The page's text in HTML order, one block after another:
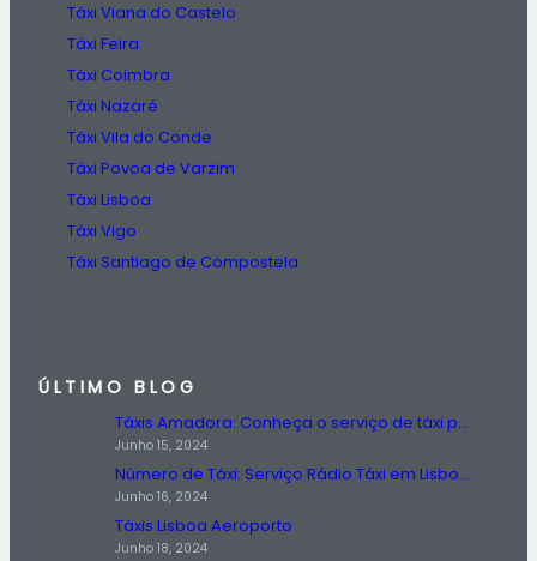
Táxi Viana do Castelo
Táxi Feira
Táxi Coimbra
Táxi Nazaré
Táxi Vila do Conde
Táxi Povoa de Varzim
Táxi Lisboa
Táxi Vigo
Táxi Santiago de Compostela
ÚLTIMO BLOG
Táxis Amadora: Conheça o serviço de táxi prestado na região da Amadora.
Junho 15, 2024
Número de Táxi: Serviço Rádio Táxi em Lisboa, Entre em Contato Agora!
Junho 16, 2024
Táxis Lisboa Aeroporto
Junho 18, 2024